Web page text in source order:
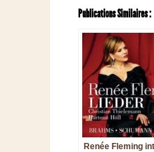
Publications Similaires :
Renée Fleming